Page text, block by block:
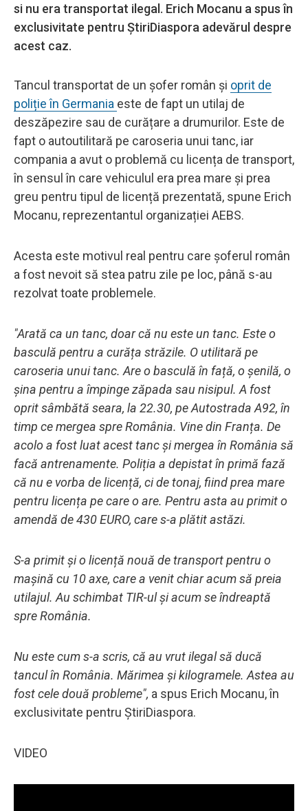
si nu era transportat ilegal. Erich Mocanu a spus în
exclusivitate pentru ȘtiriDiaspora adevărul despre
acest caz.
Tancul transportat de un șofer român și oprit de
poliție în Germania este de fapt un utilaj de
deszăpezire sau de curățare a drumurilor. Este de
fapt o autoutilitară pe caroseria unui tanc, iar
compania a avut o problemă cu licența de transport,
în sensul în care vehiculul era prea mare și prea
greu pentru tipul de licență prezentată, spune Erich
Mocanu, reprezentantul organizației AEBS.
Acesta este motivul real pentru care șoferul român
a fost nevoit să stea patru zile pe loc, până s-au
rezolvat toate problemele.
"Arată ca un tanc, doar că nu este un tanc. Este o
basculă pentru a curăța străzile. O utilitară pe
caroseria unui tanc. Are o basculă în față, o șenilă, o
șina pentru a împinge zăpada sau nisipul. A fost
oprit sâmbătă seara, la 22.30, pe Autostrada A92, în
timp ce mergea spre România. Vine din Franța. De
acolo a fost luat acest tanc și mergea în România să
facă antrenamente. Poliția a depistat în primă fază
că nu e vorba de licență, ci de tonaj, fiind prea mare
pentru licența pe care o are. Pentru asta au primit o
amendă de 430 EURO, care s-a plătit astăzi.
S-a primit și o licență nouă de transport pentru o
mașină cu 10 axe, care a venit chiar acum să preia
utilajul. Au schimbat TIR-ul și acum se îndreaptă
spre România.
Nu este cum s-a scris, că au vrut ilegal să ducă
tancul în România. Mărimea și kilogramele. Astea au
fost cele două probleme", a spus Erich Mocanu, în
exclusivitate pentru ȘtiriDiaspora.
VIDEO